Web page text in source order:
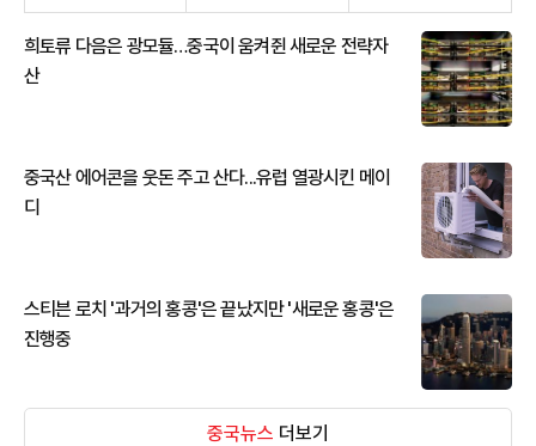
희토류 다음은 광모듈…중국이 움켜쥔 새로운 전략자
산
중국산 에어콘을 웃돈 주고 산다...유럽 열광시킨 메이
디
스티븐 로치 '과거의 홍콩'은 끝났지만 '새로운 홍콩'은
진행중
중국뉴스 더보기